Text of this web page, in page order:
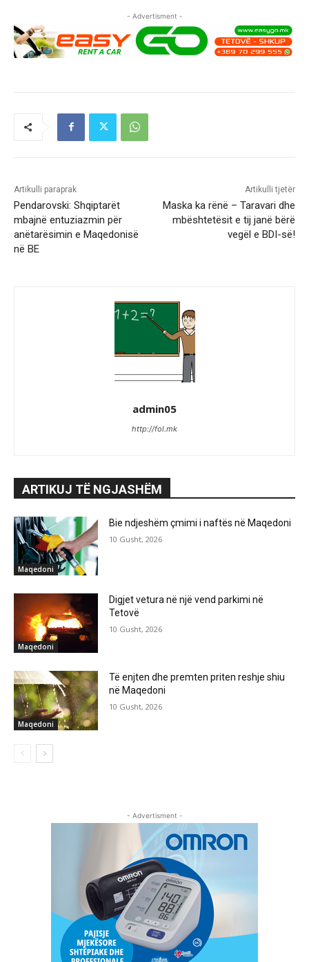
- Advertisment -
Artikulli paraprak
Pendarovski: Shqiptarët
mbajnë entuziazmin për
anëtarësimin e Maqedonisë
në BE
Artikulli tjetër
Maska ka rënë – Taravari dhe
mbështetësit e tij janë bërë
vegël e BDI-së!
admin05
http://fol.mk
ARTIKUJ TË NGJASHËM
Maqedoni
Bie ndjeshëm çmimi i naftës në Maqedoni
10 Gusht, 2026
Maqedoni
Digjet vetura në një vend parkimi në
Tetovë
10 Gusht, 2026
Maqedoni
Të enjten dhe premten priten reshje shiu
në Maqedoni
10 Gusht, 2026
- Advertisment -